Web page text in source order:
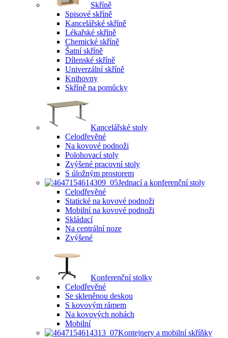
Skříně
Spisové skříně
Kancelářské skříně
Lékařské skříně
Chemické skříně
Šatní skříně
Dílenské skříně
Univerzální skříně
Knihovny
Skříně na pomůcky
Kancelářské stoly
Celodřevěné
Na kovové podnoži
Polohovací stoly
Zvýšené pracovní stoly
S úložným prostorem
Jednací a konferenční stoly
Celodřevěné
Statické na kovové podnoži
Mobilní na kovové podnoži
Skládací
Na centrální noze
Zvýšené
Konferenční stolky
Celodřevěné
Se skleněnou deskou
S kovovým rámem
Na kovových nohách
Mobilní
Kontejnery a mobilní skříňky